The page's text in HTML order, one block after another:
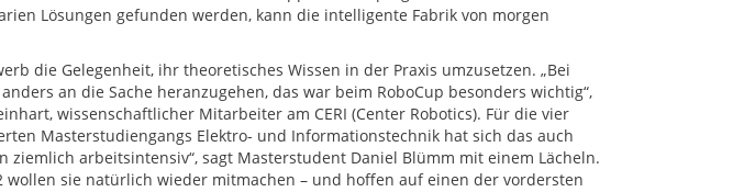
Lösungen gefunden werden, kann die intelligente Fabrik von morgen
die Gelegenheit, ihr theoretisches Wissen in der Praxis umzusetzen. „Bei
an die Sache heranzugehen, das war beim RoboCup besonders wichtig“,
wissenschaftlicher Mitarbeiter am CERI (Center Robotics). Für die vier
Masterstudiengangs Elektro- und Informationstechnik hat sich das auch
ziemlich arbeitsintensiv“, sagt Masterstudent Daniel Blümm mit einem Lächeln.
wollen sie natürlich wieder mitmachen – und hoffen auf einen der vordersten